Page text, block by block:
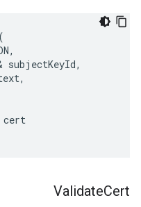
(
,
subjectKeyId,
,
cert
ValidateCert